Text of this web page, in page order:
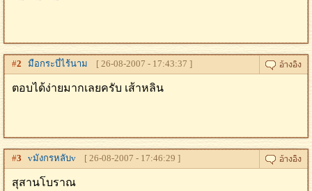
#2 มือกระบี่ไร้นาม [ 26-08-2007 - 17:43:37 ]
ตอบได้ง่ายมากเลยครับ เส้าหลิน
#3 vมังกรหลับv [ 26-08-2007 - 17:46:29 ]
สุสานโบราณ